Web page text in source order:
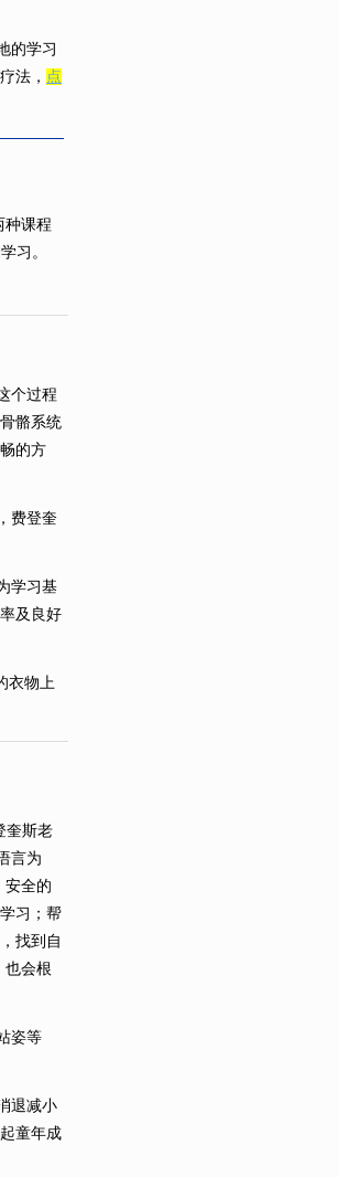
奎斯老
言为
安全的
习；帮
找到自
也会根
姿等
退减小
童年成
的学习
法， 点
种课程
习。
个过程
骼系统
的方
费登奎
学习基
及良好
衣物上